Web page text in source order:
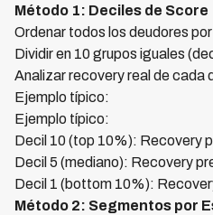
Método 1: Deciles de Score
Ordenar todos los deudores
Dividir en 10 grupos iguales
Analizar recovery real de cada
Ejemplo típico:
Ejemplo típico:
Decil 10 (top 10%): Recovery
Decil 5 (mediano): Recovery
Decil 1 (bottom 10%):
Método 2: Segmentos por